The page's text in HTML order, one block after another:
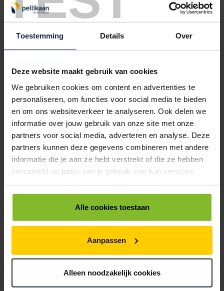
Toestemming Details Over
Deze website maakt gebruik van cookies
We gebruiken cookies om content en advertenties te
personaliseren, om functies voor social media te bieden
en om ons websiteverkeer te analyseren. Ook delen we
informatie over jouw gebruik van onze site met onze
partners voor social media, adverteren en analyse. Deze
partners kunnen deze gegevens combineren met andere
informatie die je aan ze hebt verstrekt of die ze hebben
verzameld op basis van je gebruik van hun services.
Alle cookies toestaan
Aanpassen
Alleen noodzakelijk cookies
GRIPZAKKEN 150X200MM TRANSPARANT
< 1000
1000 5000
10000
€56,88
€43,23 €40,95
GRIPZAKKEN 160X230MM TRANSPARANT
< 1000
1000 5000
10000
€67,13
€53,70 €51,02 €48,33
5035030 €0,00
GRIPZAKKEN 190X250MM TRANSPARANT
< 1000
1000 5000
10000
€76,38
€61,10 €58,05 €54,99
GRIPZAKKEN 220X280MM TRANSPARANT
< 1000
1000 5000
10000
€88,70 €84,27
5035040 €0,00